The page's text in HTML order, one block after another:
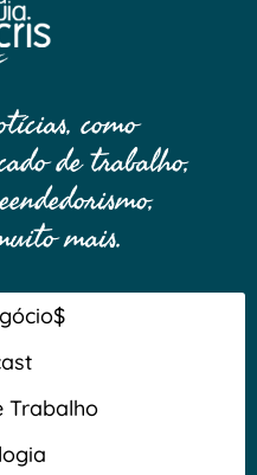
como
de trabalho,
mais.
Trabalho